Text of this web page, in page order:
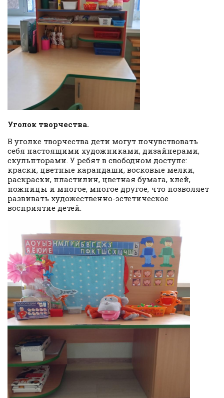
Уголок творчества.
В уголке творчества дети могут почувствовать
себя настоящими художниками, дизайнерами,
скульпторами. У ребят в свободном доступе:
краски, цветные карандаши, восковые мелки,
раскраски, пластилин, цветная бумага, клей,
ножницы и многое, многое другое, что позволяет
развивать художественно-эстетическое
восприятие детей.